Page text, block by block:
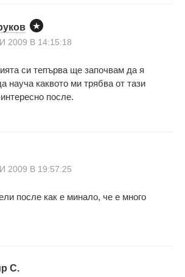
2009 В 14:15:18
си тепърва ще започвам да я
науча каквото ми трябва от тази
после.
2009 В 19:57:25
после как е минало, че е много
С.